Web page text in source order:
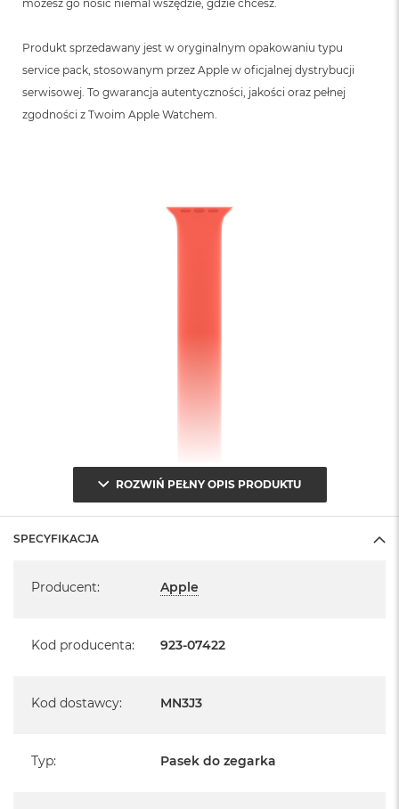
możesz go nosić niemal wszędzie, gdzie chcesz.
Produkt sprzedawany jest w oryginalnym opakowaniu typu
service pack, stosowanym przez Apple w oficjalnej dystrybucji
serwisowej. To gwarancja autentyczności, jakości oraz pełnej
zgodności z Twoim Apple Watchem.
ROZWIŃ PEŁNY OPIS PRODUKTU
SPECYFIKACJA
Producent: Apple
Kod producenta: 923-07422
Kod dostawcy: MN3J3
Typ: Pasek do zegarka